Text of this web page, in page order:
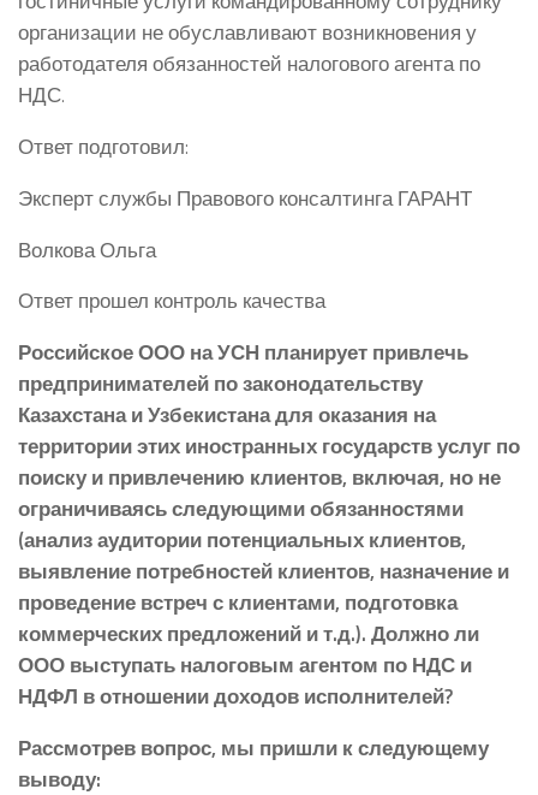
организации не обуславливают возникновения у
работодателя обязанностей налогового агента по
НДС.
Ответ подготовил:
Эксперт службы Правового консалтинга ГАРАНТ
Волкова Ольга
Ответ прошел контроль качества
Российское ООО на УСН планирует привлечь
предпринимателей по законодательству
Казахстана и Узбекистана для оказания на
территории этих иностранных государств услуг по
поиску и привлечению клиентов, включая, но не
ограничиваясь следующими обязанностями
(анализ аудитории потенциальных клиентов,
выявление потребностей клиентов, назначение и
проведение встреч с клиентами, подготовка
коммерческих предложений и т.д.). Должно ли
ООО выступать налоговым агентом по НДС и
НДФЛ в отношении доходов исполнителей?
Рассмотрев вопрос, мы пришли к следующему
выводу: